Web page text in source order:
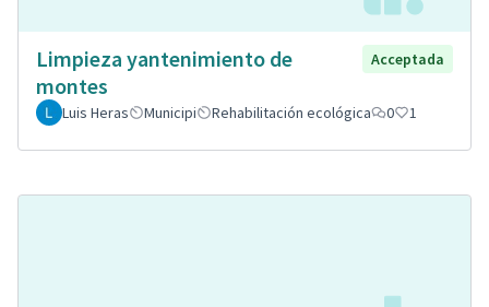
Limpieza yantenimiento de
montes
Acceptada
Luis Heras Municipi Rehabilitación ecológica 0 1